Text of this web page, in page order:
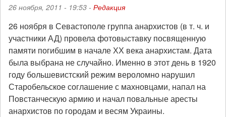
26 ноября, 2011 - 19:53 - Редакция
26 ноября в Севастополе группа анархистов (в т. ч. и
участники АД) провела фотовыставку посвященную
памяти погибшим в начале ХХ века анархистам. Дата
была выбрана не случайно. Именно в этот день в 1920
году большевистский режим вероломно нарушил
Старобельское соглашение с махновцами, напал на
Повстанческую армию и начал повальные аресты
анархистов по городам и весям Украины.